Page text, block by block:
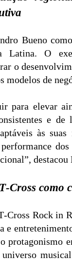
Bueno
Latina. O
o
modelos de
para elevar
e
às
destacou
Rock in
e
protagonismo